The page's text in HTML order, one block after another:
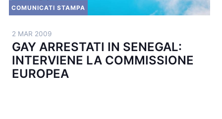
COMUNICATI STAMPA
2 MAR 2009
GAY ARRESTATI IN SENEGAL:
INTERVIENE LA COMMISSIONE
EUROPEA